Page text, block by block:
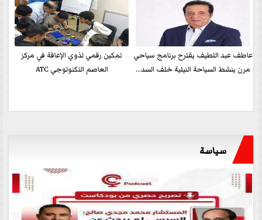
عاطف عبد اللطيف يقترح برنامج سياحي
مرن ينشط السياحة النيلية خلف السد...
تمكين رقمي لذوي الإعاقة في مركز
العاصم التكنولوجي ATC
سياسة